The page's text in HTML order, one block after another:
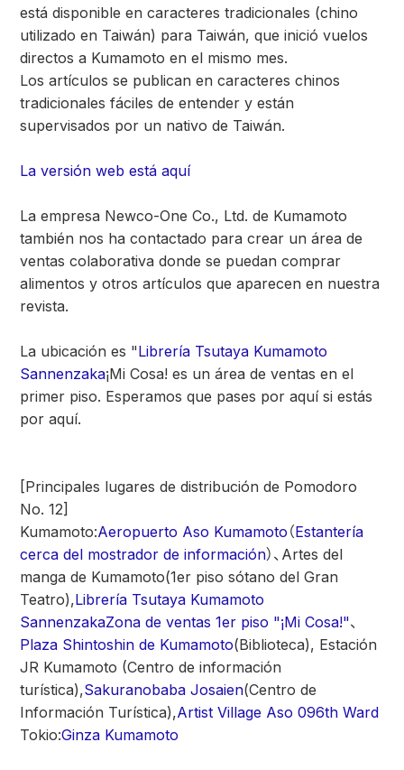
está disponible en caracteres tradicionales (chino
utilizado en Taiwán) para Taiwán, que inició vuelos
directos a Kumamoto en el mismo mes.
Los artículos se publican en caracteres chinos
tradicionales fáciles de entender y están
supervisados por un nativo de Taiwán.
La versión web está aquí
La empresa Newco-One Co., Ltd. de Kumamoto
también nos ha contactado para crear un área de
ventas colaborativa donde se puedan comprar
alimentos y otros artículos que aparecen en nuestra
revista.
La ubicación es "Librería Tsutaya Kumamoto
Sannenzaka¡Mi Cosa! es un área de ventas en el
primer piso. Esperamos que pases por aquí si estás
por aquí.
[Principales lugares de distribución de Pomodoro
No. 12]
Kumamoto:Aeropuerto Aso Kumamoto （Estantería
cerca del mostrador de información）、 Artes del
manga de Kumamoto(1er piso sótano del Gran
Teatro),Librería Tsutaya Kumamoto
SannenzakaZona de ventas 1er piso "¡Mi Cosa!"、
Plaza Shintoshin de Kumamoto(Biblioteca), Estación
JR Kumamoto (Centro de información
turística),Sakuranobaba Josaien(Centro de
Información Turística),Artist Village Aso 096th Ward
Tokio:Ginza Kumamoto